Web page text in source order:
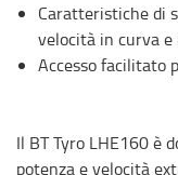
Caratteristiche di
velocità in curva
Accesso facilitato
Il BT Tyro LHE160 è
potenza e velocità